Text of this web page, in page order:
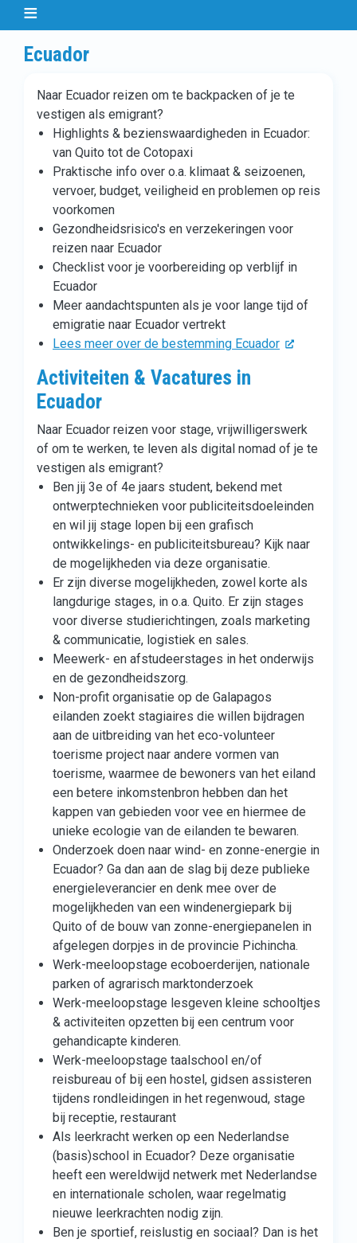
Ecuador
Naar Ecuador reizen om te backpacken of je te
vestigen als emigrant?
Highlights & bezienswaardigheden in Ecuador:
van Quito tot de Cotopaxi
Praktische info over o.a. klimaat & seizoenen,
vervoer, budget, veiligheid en problemen op reis
voorkomen
Gezondheidsrisico's en verzekeringen voor
reizen naar Ecuador
Checklist voor je voorbereiding op verblijf in
Ecuador
Meer aandachtspunten als je voor lange tijd of
emigratie naar Ecuador vertrekt
Lees meer over de bestemming Ecuador
Activiteiten & Vacatures in
Ecuador
Naar Ecuador reizen voor stage, vrijwilligerswerk
of om te werken, te leven als digital nomad of je te
vestigen als emigrant?
Ben jij 3e of 4e jaars student, bekend met
ontwerptechnieken voor publiciteitsdoeleinden
en wil jij stage lopen bij een grafisch
ontwikkelings- en publiciteitsbureau? Kijk naar
de mogelijkheden via deze organisatie.
Er zijn diverse mogelijkheden, zowel korte als
langdurige stages, in o.a. Quito. Er zijn stages
voor diverse studierichtingen, zoals marketing
& communicatie, logistiek en sales.
Meewerk- en afstudeerstages in het onderwijs
en de gezondheidszorg.
Non-profit organisatie op de Galapagos
eilanden zoekt stagiaires die willen bijdragen
aan de uitbreiding van het eco-volunteer
toerisme project naar andere vormen van
toerisme, waarmee de bewoners van het eiland
een betere inkomstenbron hebben dan het
kappen van gebieden voor vee en hiermee de
unieke ecologie van de eilanden te bewaren.
Onderzoek doen naar wind- en zonne-energie in
Ecuador? Ga dan aan de slag bij deze publieke
energieleverancier en denk mee over de
mogelijkheden van een windenergiepark bij
Quito of de bouw van zonne-energiepanelen in
afgelegen dorpjes in de provincie Pichincha.
Werk-meeloopstage ecoboerderijen, nationale
parken of agrarisch marktonderzoek
Werk-meeloopstage lesgeven kleine schooltjes
& activiteiten opzetten bij een centrum voor
gehandicapte kinderen.
Werk-meeloopstage taalschool en/of
reisbureau of bij een hostel, gidsen assisteren
tijdens rondleidingen in het regenwoud, stage
bij receptie, restaurant
Als leerkracht werken op een Nederlandse
(basis)school in Ecuador? Deze organisatie
heeft een wereldwijd netwerk met Nederlandse
en internationale scholen, waar regelmatig
nieuwe leerkrachten nodig zijn.
Ben je sportief, reislustig en sociaal? Dan is het